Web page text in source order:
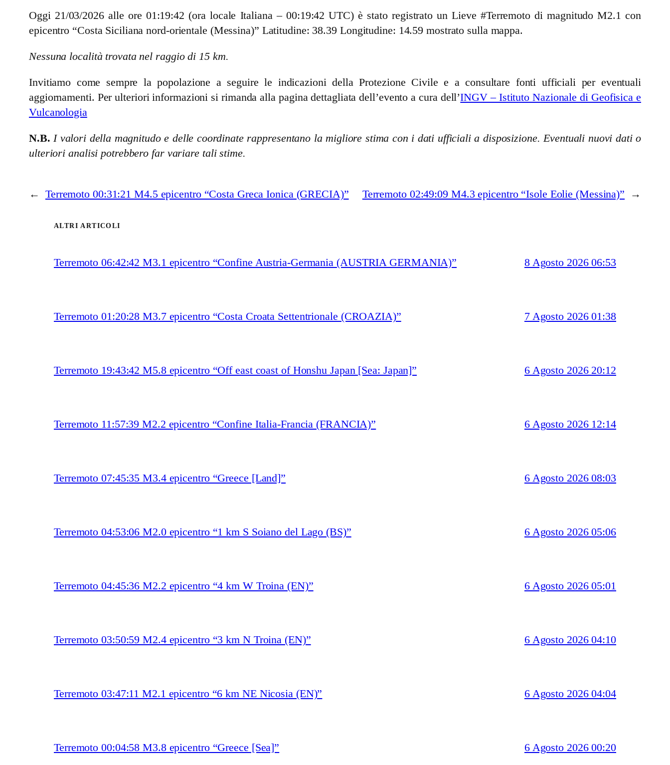
Oggi 21/03/2026 alle ore 01:19:42 (ora locale Italiana – 00:19:42 UTC) è stato registrato un Lieve #Terremoto di magnitudo M2.1 con
epicentro “Costa Siciliana nord-orientale (Messina)” Latitudine: 38.39 Longitudine: 14.59 mostrato sulla mappa.
Nessuna località trovata nel raggio di 15 km.
Invitiamo come sempre la popolazione a seguire le indicazioni della Protezione Civile e a consultare fonti ufficiali per eventuali
aggiornamenti. Per ulteriori informazioni si rimanda alla pagina dettagliata dell’evento a cura dell’INGV – Istituto Nazionale di Geofisica e
Vulcanologia
N.B. I valori della magnitudo e delle coordinate rappresentano la migliore stima con i dati ufficiali a disposizione. Eventuali nuovi dati o
ulteriori analisi potrebbero far variare tali stime.
← Terremoto 00:31:21 M4.5 epicentro “Costa Greca Ionica (GRECIA)” Terremoto 02:49:09 M4.3 epicentro “Isole Eolie (Messina)” →
ALTRI ARTICOLI
Terremoto 06:42:42 M3.1 epicentro “Confine Austria-Germania (AUSTRIA GERMANIA)” 8 Agosto 2026 06:53
Terremoto 01:20:28 M3.7 epicentro “Costa Croata Settentrionale (CROAZIA)” 7 Agosto 2026 01:38
Terremoto 19:43:42 M5.8 epicentro “Off east coast of Honshu Japan [Sea: Japan]” 6 Agosto 2026 20:12
Terremoto 11:57:39 M2.2 epicentro “Confine Italia-Francia (FRANCIA)” 6 Agosto 2026 12:14
Terremoto 07:45:35 M3.4 epicentro “Greece [Land]” 6 Agosto 2026 08:03
Terremoto 04:53:06 M2.0 epicentro “1 km S Soiano del Lago (BS)” 6 Agosto 2026 05:06
Terremoto 04:45:36 M2.2 epicentro “4 km W Troina (EN)” 6 Agosto 2026 05:01
Terremoto 03:50:59 M2.4 epicentro “3 km N Troina (EN)” 6 Agosto 2026 04:10
Terremoto 03:47:11 M2.1 epicentro “6 km NE Nicosia (EN)” 6 Agosto 2026 04:04
Terremoto 00:04:58 M3.8 epicentro “Greece [Sea]” 6 Agosto 2026 00:20